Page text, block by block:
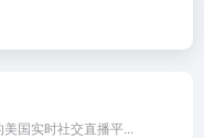
国实时社交直播平...